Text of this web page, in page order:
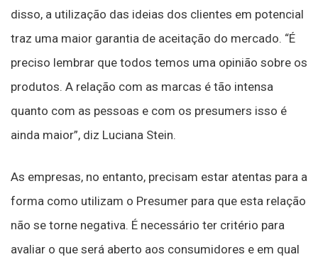
disso, a utilização das ideias dos clientes em potencial
traz uma maior garantia de aceitação do mercado. “É
preciso lembrar que todos temos uma opinião sobre os
produtos. A relação com as marcas é tão intensa
quanto com as pessoas e com os presumers isso é
ainda maior”, diz Luciana Stein.
As empresas, no entanto, precisam estar atentas para a
forma como utilizam o Presumer para que esta relação
não se torne negativa. É necessário ter critério para
avaliar o que será aberto aos consumidores e em qual